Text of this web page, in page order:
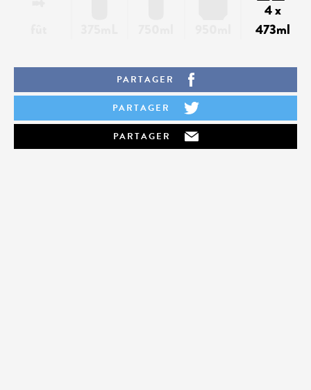
4 x
473ml
PARTAGER
PARTAGER
PARTAGER